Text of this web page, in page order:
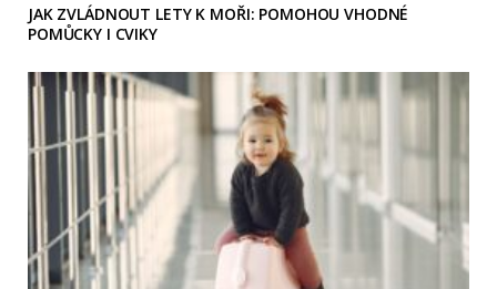
JAK ZVLÁDNOUT LETY K MOŘI: POMOHOU VHODNÉ
POMŮCKY I CVIKY